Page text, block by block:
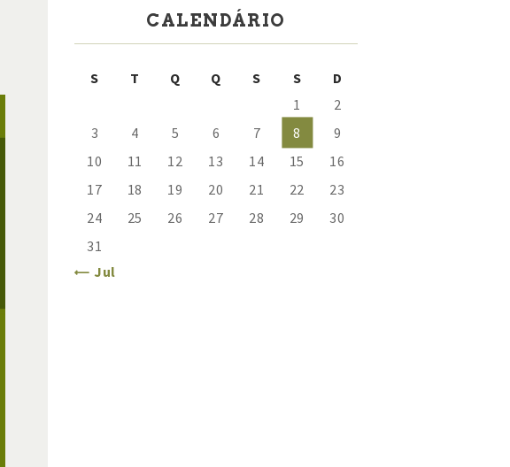
CALENDÁRIO
S T Q Q S S
D
1
2
3
4 5 6 7 8
9
10
11 12 13 14 15
16
17
18 19 20 21 22
23
24
25 26 27 28 29
30
31
« Jul